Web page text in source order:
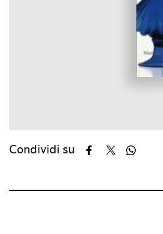
Condividi su